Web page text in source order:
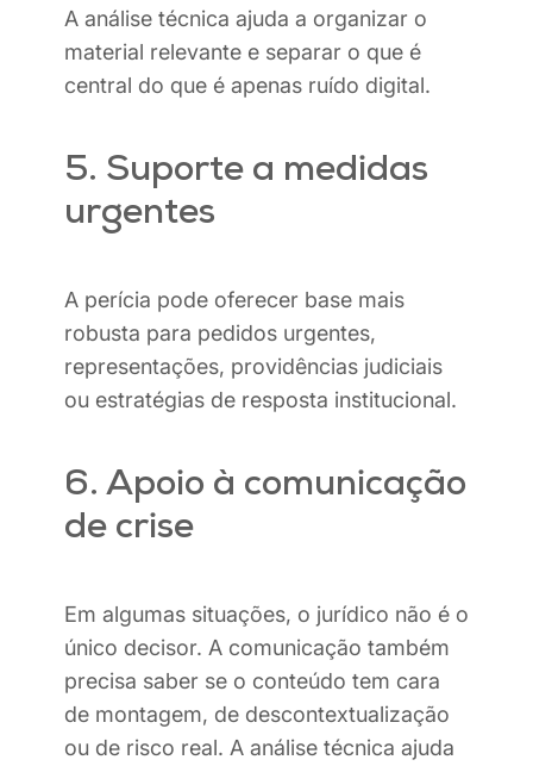
A análise técnica ajuda a organizar o
material relevante e separar o que é
central do que é apenas ruído digital.
5. Suporte a medidas
urgentes
A perícia pode oferecer base mais
robusta para pedidos urgentes,
representações, providências judiciais
ou estratégias de resposta institucional.
6. Apoio à comunicação
de crise
Em algumas situações, o jurídico não é o
único decisor. A comunicação também
precisa saber se o conteúdo tem cara
de montagem, de descontextualização
ou de risco real. A análise técnica ajuda